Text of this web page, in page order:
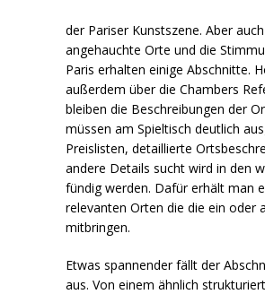
der Pariser Kunstszene. Aber
angehauchte Orte und die
Paris erhalten einige Abschnitte.
außerdem über die Chambers
bleiben die Beschreibungen der
müssen am Spieltisch deutlich
Preislisten, detaillierte
andere Details sucht wird in den
fündig werden. Dafür erhält man
relevanten Orten die die ein oder
mitbringen.
Etwas spannender fällt der
aus. Von einem ähnlich